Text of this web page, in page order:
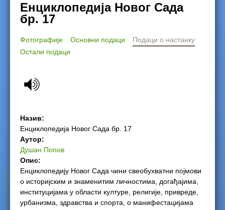
o
a
h
e
r
e
Енциклопедија Новог Сада
бр. 17
Фотографије Основни подаци
Подаци о настанку
Остали подаци
Назив:
Енциклопедија Новог Сада бр. 17
Аутор:
Душан Попов
Опис:
Енциклопедију Новог Сада чини свеобухватни појмови
о историјским и знаменитим личностима, догађајима,
институцијама у области културе, религије, привреде,
урбанизма, здравства и спорта, о манифестацијама